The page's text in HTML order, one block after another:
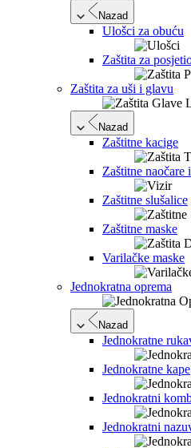
Nazad
Ulošci za obuću
Zaštita za
Zaštita za uši i glavu
Nazad
Zaštitne kacige
Zaštitne
Zaštitne slušalice
Zaštitne maske
Varilačke maske
Jednokratna oprema
Nazad
Jednokratne
Jednokratne kape
Jednokratni
Jednokratni